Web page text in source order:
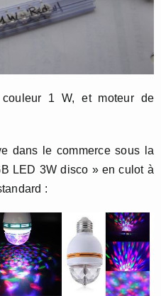
1 W, et moteur de
dans le commerce sous la
LED 3W disco » en culot à
: